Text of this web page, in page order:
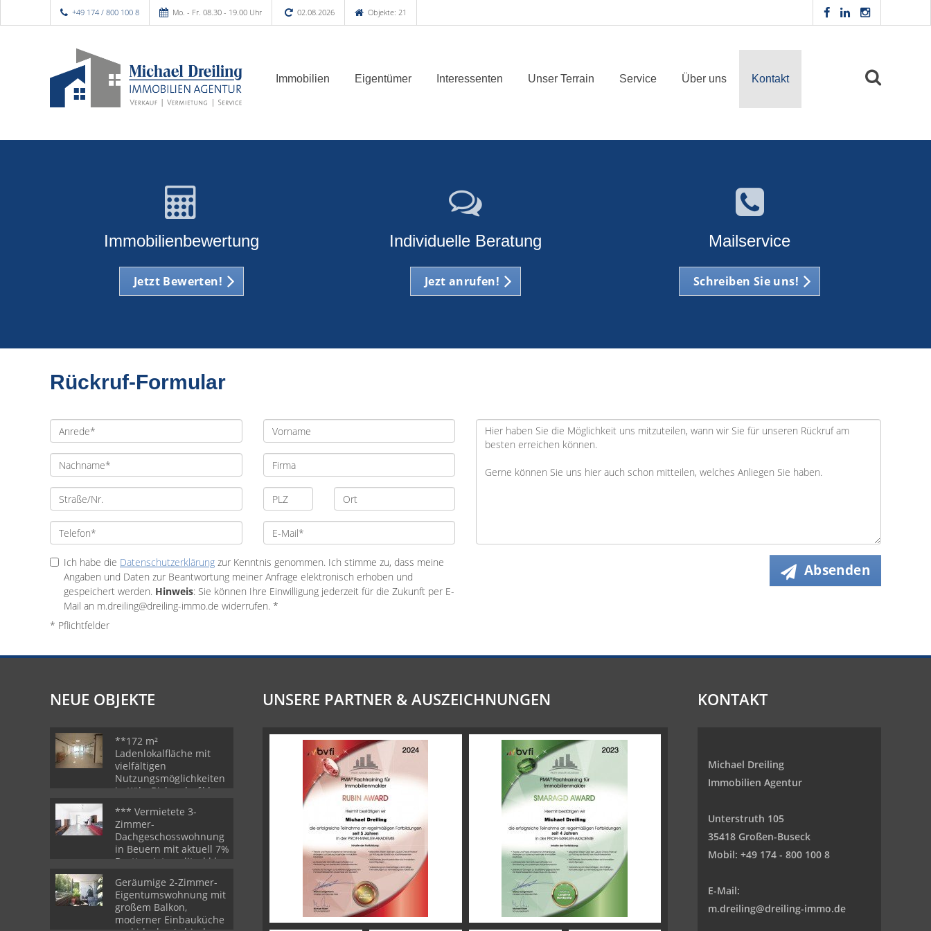
+49 174 / 800 100 8 Mo. - Fr. 08.30 - 19.00 Uhr 02.08.2026 Objekte: 21
Immobilien Eigentümer Interessenten Unser Terrain Service Über uns Kontakt
Immobilienbewertung
Jetzt Bewerten!
Individuelle Beratung
Jezt anrufen!
Mailservice
Schreiben Sie uns!
Rückruf-Formular
Ich habe die Datenschutzerklärung zur Kenntnis genommen. Ich stimme zu, dass meine
Angaben und Daten zur Beantwortung meiner Anfrage elektronisch erhoben und
gespeichert werden. Hinweis: Sie können Ihre Einwilligung jederzeit für die Zukunft per E-
Mail an m.dreiling@dreiling-immo.de widerrufen. *
* Pflichtfelder
Absenden
NEUE OBJEKTE
**172 m²
Ladenlokalfläche mit
vielfältigen
Nutzungsmöglichkeiten
in Köln-Bickendorf**
*** Vermietete 3-
Zimmer-
Dachgeschosswohnung
in Beuern mit aktuell 7%
Bruttomietrendite ***
Geräumige 2-Zimmer-
Eigentumswohnung mit
großem Balkon,
moderner Einbauküche
UNSERE PARTNER & AUSZEICHNUNGEN KONTAKT
Michael Dreiling
Immobilien Agentur
Unterstruth 105
35418 Großen-Buseck
Mobil: +49 174 - 800 100 8
E-Mail:
m.dreiling@dreiling-immo.de